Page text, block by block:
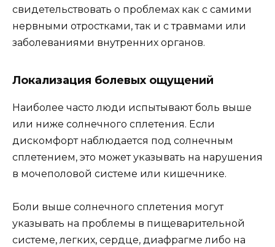
свидетельствовать о проблемах как с самими
нервными отростками, так и с травмами или
заболеваниями внутренних органов.
Локализация болевых ощущений
Наиболее часто люди испытывают боль выше
или ниже солнечного сплетения. Если
дискомфорт наблюдается под солнечным
сплетением, это может указывать на нарушения
в мочеполовой системе или кишечнике.
Боли выше солнечного сплетения могут
указывать на проблемы в пищеварительной
системе, легких, сердце, диафрагме либо на